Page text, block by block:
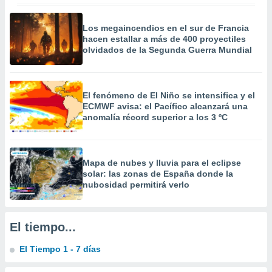
crear un
uso de
la
medir el
de la
el
del
de
o a través
de
de
con el
Los megaincendios en el sur de Francia
hacen estallar a más de 400 proyectiles
olvidados de la Segunda Guerra Mundial
El fenómeno de El Niño se intensifica y el
ECMWF avisa: el Pacífico alcanzará una
anomalía récord superior a los 3 ºC
Mapa de nubes y lluvia para el eclipse
solar: las zonas de España donde la
nubosidad permitirá verlo
El tiempo...
El Tiempo 1 - 7 días